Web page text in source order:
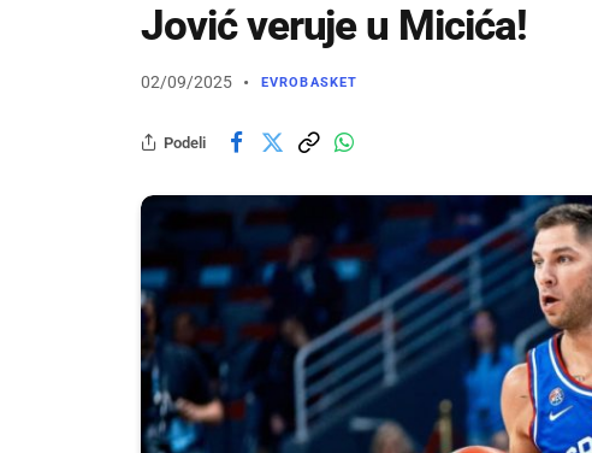
Jović veruje u Micića!
02/09/2025 EVROBASKET
Podeli